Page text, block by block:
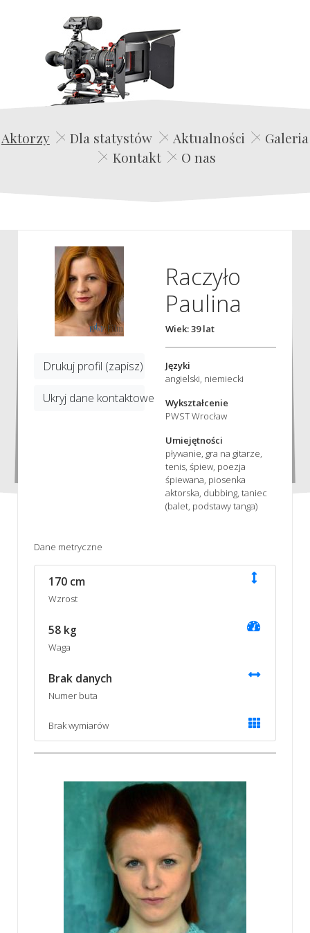
Edwin Film Agencja Aktorska
Aktorzy Dla statystów Aktualności
Galeria
Kontakt
O nas
Drukuj profil (zapisz)
Ukryj dane kontaktowe
Raczyło
Paulina
Wiek: 39 lat
Języki
angielski, niemiecki
Wykształcenie
PWST Wrocław
Umiejętności
pływanie, gra na gitarze,
tenis, śpiew, poezja
śpiewana, piosenka
aktorska, dubbing, taniec
(balet, podstawy tanga)
Dane metryczne
170 cm
Wzrost
58 kg
Waga
Brak danych
Numer buta
Brak wymiarów